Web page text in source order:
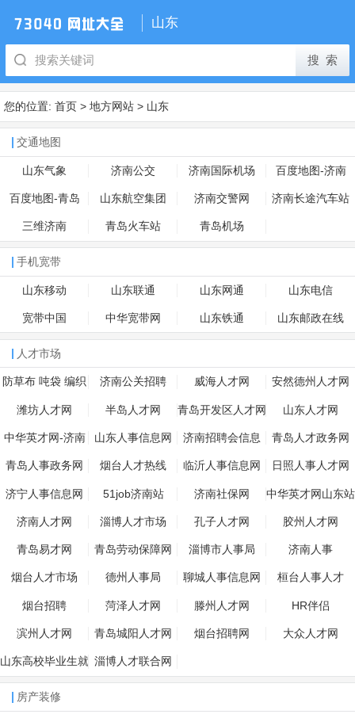
山东
您的位置: 首页 > 地方网站 > 山东
交通地图
山东气象 济南公交 济南国际机场 百度地图-济南
百度地图-青岛 山东航空集团 济南交警网 济南长途汽车站
三维济南 青岛火车站 青岛机场
手机宽带
山东移动 山东联通 山东网通 山东电信
宽带中国 中华宽带网 山东铁通 山东邮政在线
人才市场
防草布 吨袋 编织
袋
济南公关招聘 威海人才网 安然德州人才网
潍坊人才网 半岛人才网 青岛开发区人才网 山东人才网
中华英才网-济南 山东人事信息网 济南招聘会信息 青岛人才政务网
青岛人事政务网 烟台人才热线 临沂人事信息网 日照人事人才网
济宁人事信息网 51job济南站 济南社保网 中华英才网山东站
济南人才网 淄博人才市场 孔子人才网 胶州人才网
青岛易才网 青岛劳动保障网 淄博市人事局 济南人事
烟台人才市场 德州人事局 聊城人事信息网 桓台人事人才
烟台招聘 菏泽人才网 滕州人才网 HR伴侣
滨州人才网 青岛城阳人才网 烟台招聘网 大众人才网
山东高校毕业生就
业信息网
淄博人才联合网
房产装修